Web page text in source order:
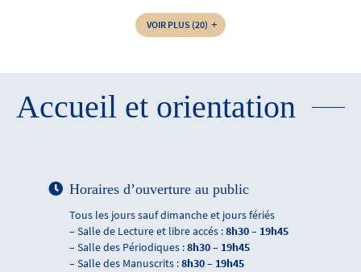
VOIR PLUS (20)
Accueil et orientation
Horaires d’ouverture au public
Tous les jours sauf dimanche et jours fériés
– Salle de Lecture et libre accés :8h30 – 19h45
– Salle des Périodiques :8h30 – 19h45
– Salle des Manuscrits :8h30 – 19h45